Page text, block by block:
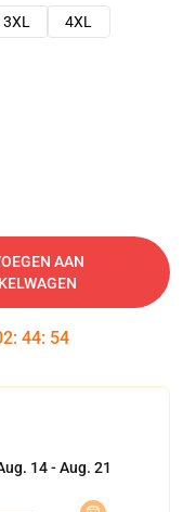
3XL
4XL
AAN
: 44: 53
14 - Aug. 21